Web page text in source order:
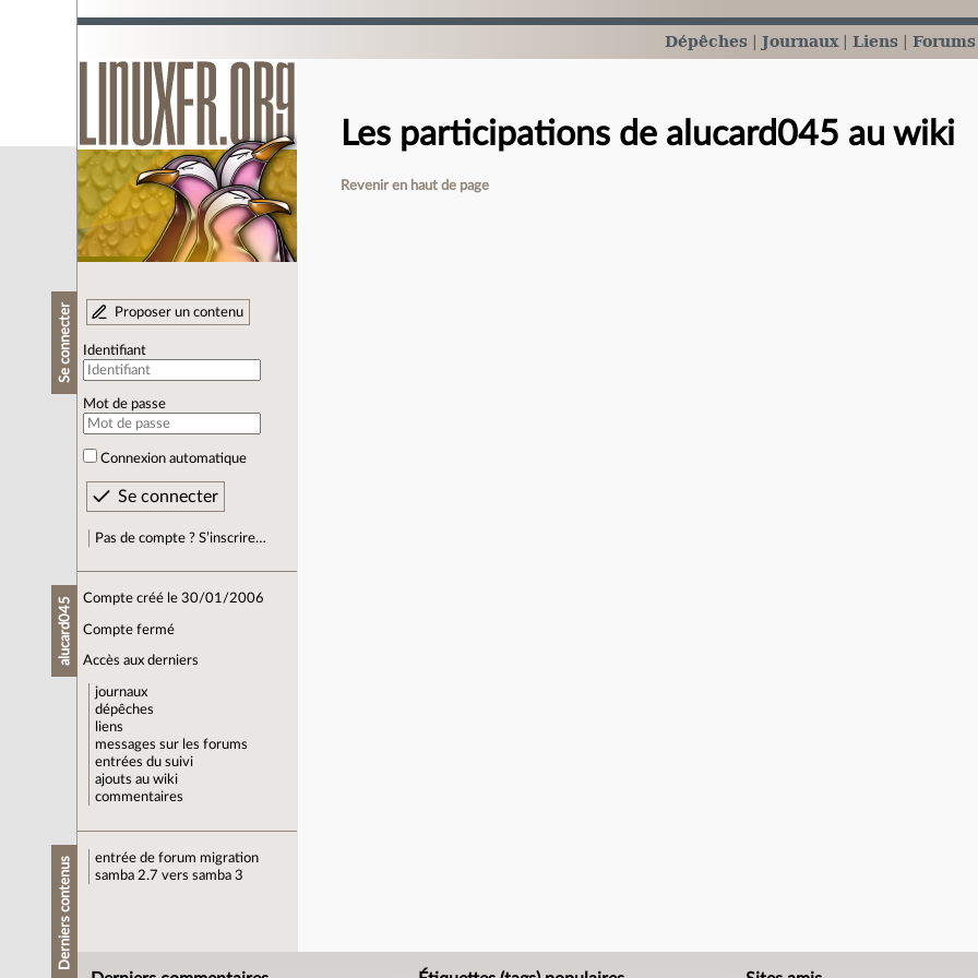
Dépêches Journaux Liens Forums
Se connecter Proposer un contenu
Identifiant
Mot de passe
Connexion automatique
Pas de compte ? S’inscrire…
alucard045 Compte créé le 30/01/2006
Compte fermé
Accès aux derniers
journaux
dépêches
liens
messages sur les forums
entrées du suivi
ajouts au wiki
commentaires
Derniers contenus entrée de forum migration
samba 2.7 vers samba 3
Les participations de alucard045 au wiki
Revenir en haut de page